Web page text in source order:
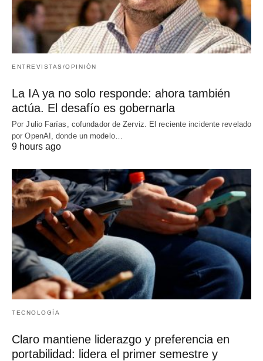
ENTREVISTAS/OPINIÓN
La IA ya no solo responde: ahora también
actúa. El desafío es gobernarla
Por Julio Farías, cofundador de Zerviz. El reciente incidente revelado
por OpenAI, donde un modelo…
9 hours ago
TECNOLOGÍA
Claro mantiene liderazgo y preferencia en
portabilidad: lidera el primer semestre y